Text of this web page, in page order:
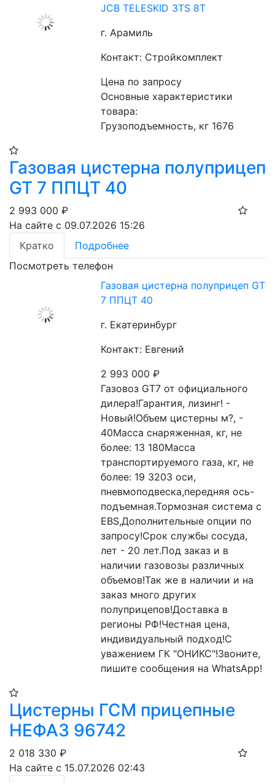
JCB TELESKID 3TS 8T
г. Арамиль
Контакт: Стройкомплект
Цена по запросу
Основные характеристики
товара:
Грузоподъемность, кг 1676
Газовая цистерна полуприцеп
GT 7 ППЦТ 40
2 993 000 ₽
На сайте с 09.07.2026 15:26
Кратко
Подробнее
Посмотреть телефон
Газовая цистерна полуприцеп GT
7 ППЦТ 40
г. Екатеринбург
Контакт: Евгений
2 993 000₽
Газовоз GT7 от официального
дилера!Гарантия, лизинг! -
Новый!Объем цистерны м?, -
40Масса снаряженная, кг, не
более: 13 180Масса
транспортируемого газа, кг, не
более: 19 3203 оси,
пневмоподвеска,передняя ось-
подъемная.Тормозная система с
EBS,Дополнительные опции по
запросу!Срок службы сосуда,
лет - 20 лет.Под заказ и в
наличии газовозы различных
объемов!Так же в наличии и на
заказ много других
полуприцепов!Доставка в
регионы РФ!Честная цена,
индивидуальный подход!С
уважением ГК "ОНИКС"!Звоните,
пишите сообщения на WhatsApp!
Цистерны ГСМ прицепные
НЕФАЗ 96742
2 018 330 ₽
На сайте с 15.07.2026 02:43